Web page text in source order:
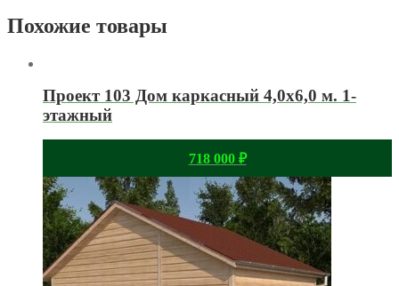
Похожие товары
Проект 103 Дом каркасный 4,0х6,0 м. 1-
этажный
718 000 ₽